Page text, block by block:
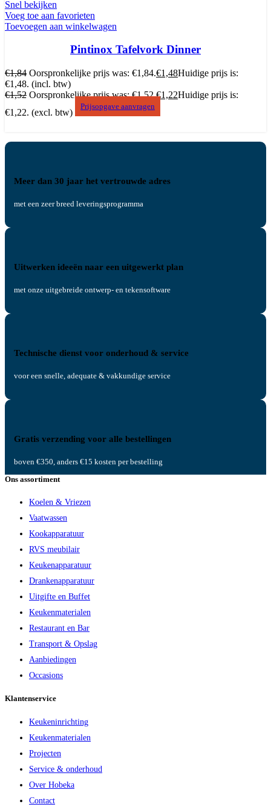
Snel bekijken
Voeg toe aan favorieten
Toevoegen aan winkelwagen
Pintinox Tafelvork Dinner
€1,84 Oorspronkelijke prijs was: €1,84.€1,48Huidige prijs is:
€1,48. (incl. btw)
€1,52 Oorspronkelijke prijs was: €1,52.€1,22Huidige prijs is:
€1,22. (excl. btw)
Prijsopgave aanvragen
Meer dan 30 jaar het vertrouwde adres
met een zeer breed leveringsprogramma
Uitwerken ideeën naar een uitgewerkt plan
met onze uitgebreide ontwerp- en tekensoftware
Technische dienst voor onderhoud & service
voor een snelle, adequate & vakkundige service
Gratis verzending voor alle bestellingen
boven €350, anders €15 kosten per bestelling
Ons assortiment
Koelen & Vriezen
Vaatwassen
Kookapparatuur
RVS meubilair
Keukenapparatuur
Drankenapparatuur
Uitgifte en Buffet
Keukenmaterialen
Restaurant en Bar
Transport & Opslag
Aanbiedingen
Occasions
Klantenservice
Keukeninrichting
Keukenmaterialen
Projecten
Service & onderhoud
Over Hobeka
Contact